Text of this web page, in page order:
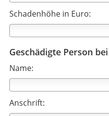
Schadenhöhe in Euro:
Geschädigte Person
Name:
Anschrift: